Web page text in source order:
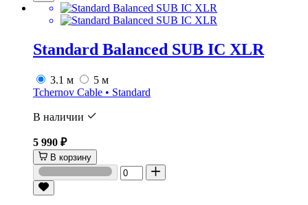
Standard Balanced SUB IC XLR
3.1 м
5 м
Tchernov Cable • Standard
В наличии
5 990 ₽
В корзину